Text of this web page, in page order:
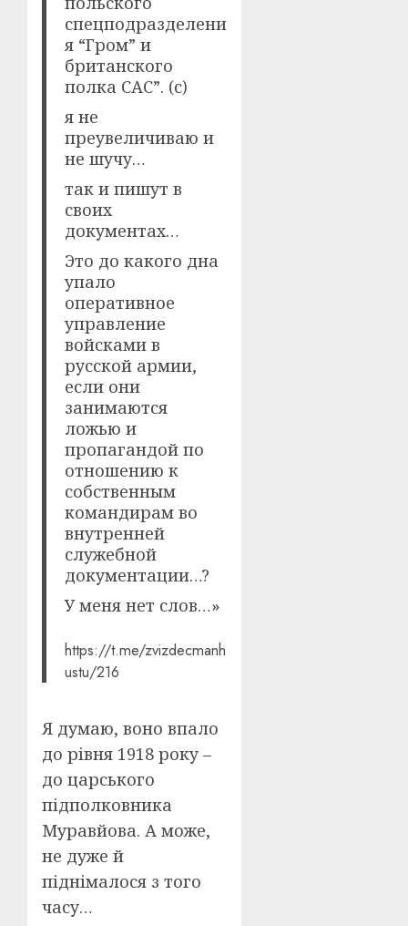
спецподразделени
я “Гром” и
британского
полка САС”. (с)
я не
преувеличиваю и
не шучу…
так и пишут в
своих
документах…
Это до какого дна
упало
оперативное
управление
войсками в
русской армии,
если они
занимаются
ложью и
пропагандой по
отношению к
собственным
командирам во
внутренней
служебной
документации…?
У меня нет слов…»
https://t.me/zvizdecmanh
ustu/216
Я думаю, воно впало
до рівня 1918 року –
до царського
підполковника
Муравйова. А може,
не дуже й
піднімалося з того
часу…